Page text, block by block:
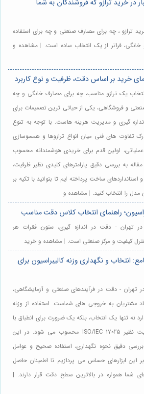
در خرید ترازو که فروشندگان به شما
ترازو ، چه برای مصارف صنعتی و چه برای استفاده
فراتر از یک انتخاب ساده است. | مشاهده و
خرید بر اساس دقت، ظرفیت و نوع کاربرد
یک ترازو مناسب، چه برای مصارف خانگی و چه
و فروشگاهی، یکی از حیاتی ترین تصمیمات برای
گیری و مدیریت هزینه هاست. با توجه به تنوع
درک تفاوت های فنی میان انواع ترازوها و همسوسازی
عملیاتی، اولین قدم برای خریدی هوشمندانه محسوب
به بررسی دقیق پارامترهای کلیدی نظیر ظرفیت،
استانداردهای ساخت پرداخته ایم تا بتوانید با تکیه بر
مدل را انتخاب کنید. | مشاهده و
راهنمای انتخاب کلاس دقت مناسب
در تهران - دقت در اندازه گیری، ستون فقرات هر
کیفیت و مرکز صنعتی است. | مشاهده و خرید
انتخاب و نگهداری وزنه کالیبراسیون برای
در تهران - دقت در فرآیندهای صنعتی و آزمایشگاهی،
مشتریان به خروجی های شماست. استفاده از وزنه
نه تنها یک انتخاب، بلکه یک ضرورت برای انطباق با
استانداردهای کیفیت نظیر ISO/IEC 17025 محسوب می شود. در این
بررسی دقیق نحوه نگهداری، استفاده صحیح و عوامل
این ابزارهای حساس می پردازیم تا اطمینان حاصل
شما همواره در بالاترین سطح دقت قرار دارند. |